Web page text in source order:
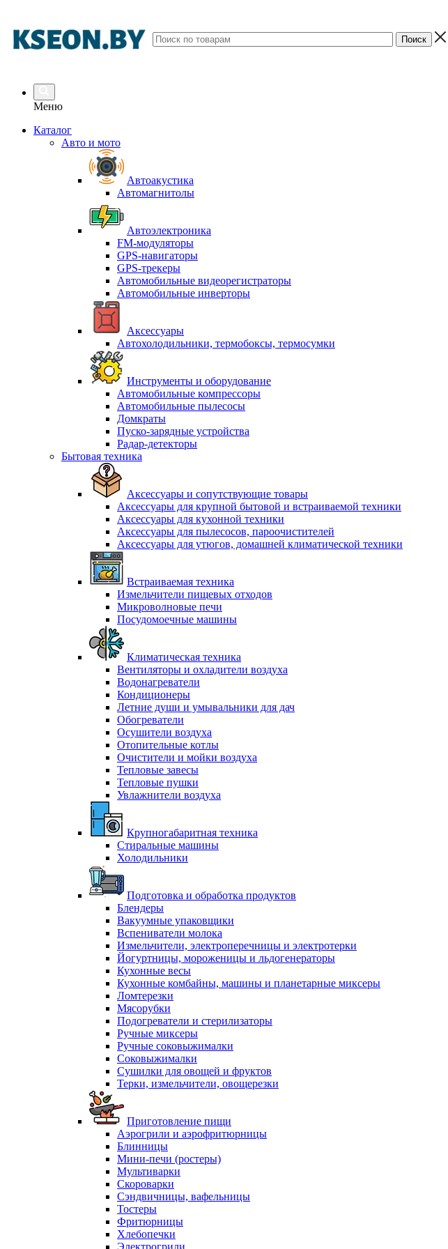
Меню
Каталог
Авто и мото
Автоакустика
Автомагнитолы
Автоэлектроника
FM-модуляторы
GPS-навигаторы
GPS-трекеры
Автомобильные видеорегистраторы
Автомобильные инверторы
Аксессуары
Автохолодильники, термобоксы, термосумки
Инструменты и оборудование
Автомобильные компрессоры
Автомобильные пылесосы
Домкраты
Пуско-зарядные устройства
Радар-детекторы
Бытовая техника
Аксессуары и сопутствующие товары
Аксессуары для крупной бытовой и встраиваемой техники
Аксессуары для кухонной техники
Аксессуары для пылесосов, пароочистителей
Аксессуары для утюгов, домашней климатической техники
Встраиваемая техника
Измельчители пищевых отходов
Микроволновые печи
Посудомоечные машины
Климатическая техника
Вентиляторы и охладители воздуха
Водонагреватели
Кондиционеры
Летние души и умывальники для дач
Обогреватели
Осушители воздуха
Отопительные котлы
Очистители и мойки воздуха
Тепловые завесы
Тепловые пушки
Увлажнители воздуха
Крупногабаритная техника
Стиральные машины
Холодильники
Подготовка и обработка продуктов
Блендеры
Вакуумные упаковщики
Вспениватели молока
Измельчители, электроперечницы и электротерки
Йогуртницы, мороженицы и льдогенераторы
Кухонные весы
Кухонные комбайны, машины и планетарные миксеры
Ломтерезки
Мясорубки
Подогреватели и стерилизаторы
Ручные миксеры
Ручные соковыжималки
Соковыжималки
Сушилки для овощей и фруктов
Терки, измельчители, овощерезки
Приготовление пищи
Аэрогрили и аэрофритюрницы
Блинницы
Мини-печи (ростеры)
Мультиварки
Скороварки
Сэндвичницы, вафельницы
Тостеры
Фритюрницы
Хлебопечки
Электрогрили